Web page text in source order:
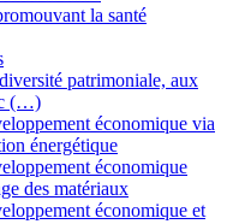
la santé
patrimoniale, aux
(…)
économique via
énergétique
économique
des matériaux
économique et